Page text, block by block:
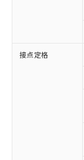
接点定格
ご
対応
非含有
対応予
有に対